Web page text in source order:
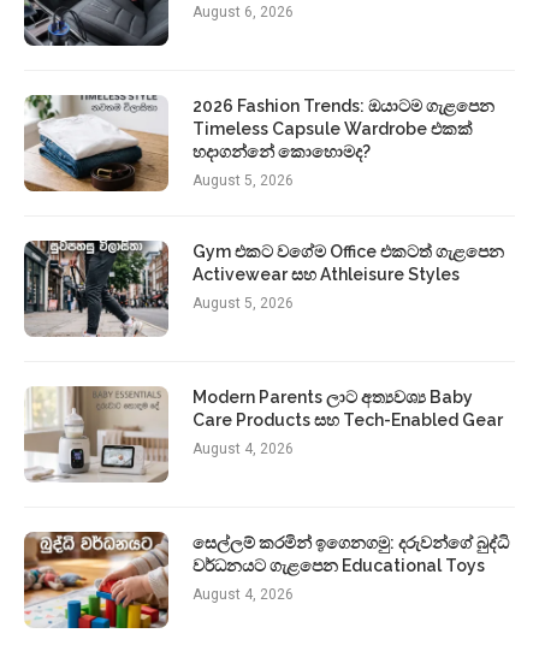
August 6, 2026
2026 Fashion Trends: ඔයාටම ගැළපෙන
Timeless Capsule Wardrobe එකක්
හදාගන්නේ කොහොමද?
August 5, 2026
Gym එකට වගේම Office එකටත් ගැළපෙන
Activewear සහ Athleisure Styles
August 5, 2026
Modern Parents ලාට අත්‍යවශ්‍ය Baby
Care Products සහ Tech-Enabled Gear
August 4, 2026
සෙල්ලම් කරමින් ඉගෙනගමු: දරුවන්ගේ බුද්ධි
වර්ධනයට ගැළපෙන Educational Toys
August 4, 2026